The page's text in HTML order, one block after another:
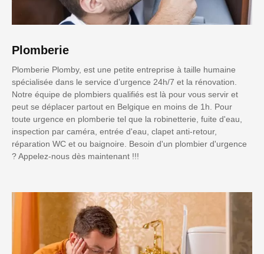
Plomberie
Plomberie Plomby, est une petite entreprise à taille humaine
spécialisée dans le service d’urgence 24h/7 et la rénovation.
Notre équipe de plombiers qualifiés est là pour vous servir et
peut se déplacer partout en Belgique en moins de 1h. Pour
toute urgence en plomberie tel que la robinetterie, fuite d'eau,
inspection par caméra, entrée d'eau, clapet anti-retour,
réparation WC et ou baignoire. Besoin d'un plombier d'urgence
? Appelez-nous dès maintenant !!!